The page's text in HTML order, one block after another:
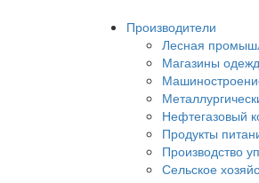
Производители
Лесная
Магазины
Нефтегазовый
Продукты
Производство
Сельское